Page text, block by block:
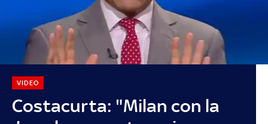
Costacurta: "Milan con la
VIDEO